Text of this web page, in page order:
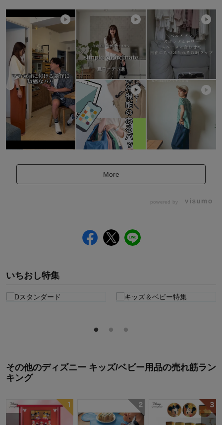
More
powered by
いちおし特集
その他のディズニー キッズ/ベビー用品の売れ筋ラン
キング